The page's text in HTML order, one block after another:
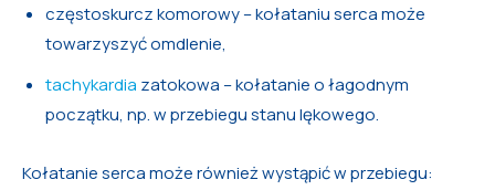
częstoskurcz komorowy – kołataniu serca może
towarzyszyć omdlenie,
tachykardia zatokowa – kołatanie o łagodnym
początku, np. w przebiegu stanu lękowego.
Kołatanie serca może również wystąpić w przebiegu: